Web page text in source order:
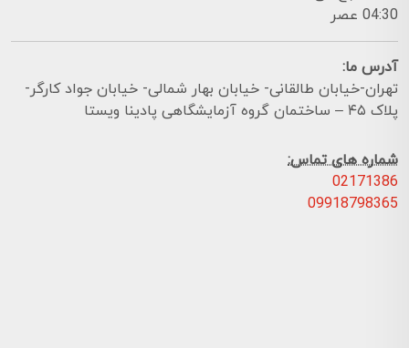
04:30 عصر
آدرس ما:
تهران-خیابان طالقانی- خیابان بهار شمالی- خیابان جواد کارگر-
پلاک ۴۵ – ساختمان گروه آزمایشگاهی پادینا ویستا
شماره های تماس:
02171386
09918798365